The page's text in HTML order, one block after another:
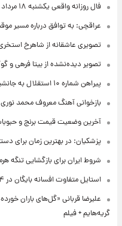
فال روزانه واقعی یکشنبه ۱۸ مرداد ۱۴۰۵
عراقچی: به توافق درباره مسیر
تصویری عاشقانه از شاهرخ
تصویر دیده‌نشده از بیتا
پیراهن شماره ۱۰ استقلال به جانشین رامین رضاییان رسید + عکس
بازخوانی آهنگ معروف محمد
آخرین وضعیت قیمت برنج و
پزشکیان: در بهترین زمان برای
شروط ایران برای بازگشایی تنگه
استایل متفاوت افسانه بایگان در ۶۴ سالگی + عکس
علیرضا قربانی «گل‌های باران
گریه‌هایم + فیلم